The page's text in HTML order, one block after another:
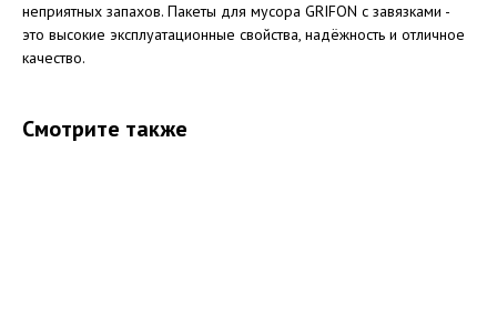
неприятных запахов. Пакеты для мусора GRIFON с завязками -
это высокие эксплуатационные свойства, надёжность и отличное
качество.
Смотрите также